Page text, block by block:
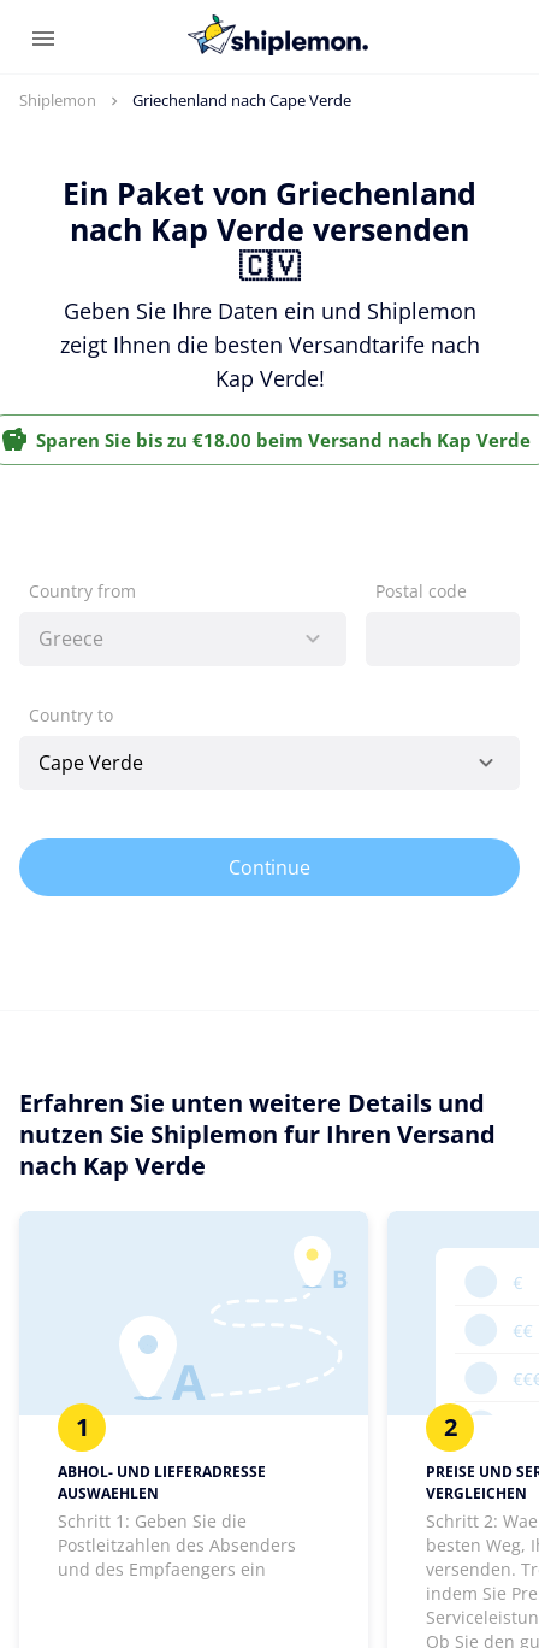
Shiplemon Griechenland nach Cape Verde
Ein Paket von Griechenland
nach Kap Verde versenden
🇨🇻
Geben Sie Ihre Daten ein und Shiplemon
zeigt Ihnen die besten Versandtarife nach
Kap Verde!
Sparen Sie bis zu €18.00 beim Versand nach Kap Verde
Country from Postal code
Country to
Continue
Erfahren Sie unten weitere Details und
nutzen Sie Shiplemon fur Ihren Versand
nach Kap Verde
1
ABHOL- UND LIEFERADRESSE
AUSWAEHLEN
Schritt 1: Geben Sie die
Postleitzahlen des Absenders
und des Empfaengers ein
2
PREISE UND
VERGLEICHEN
Schritt 2:
besten Weg,
versenden.
indem Sie
Ob Sie den